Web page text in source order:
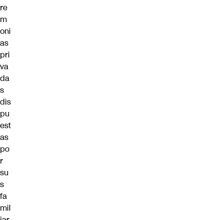
re
m
oni
as
pri
va
da
s
dis
pu
est
as
po
r
su
s
fa
mil